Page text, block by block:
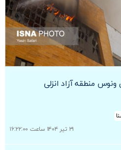
منطقه آزاد انزلی
۳۱ تیر ۱۴۰۴ ساعت ۱۶:۲۲:۰۰